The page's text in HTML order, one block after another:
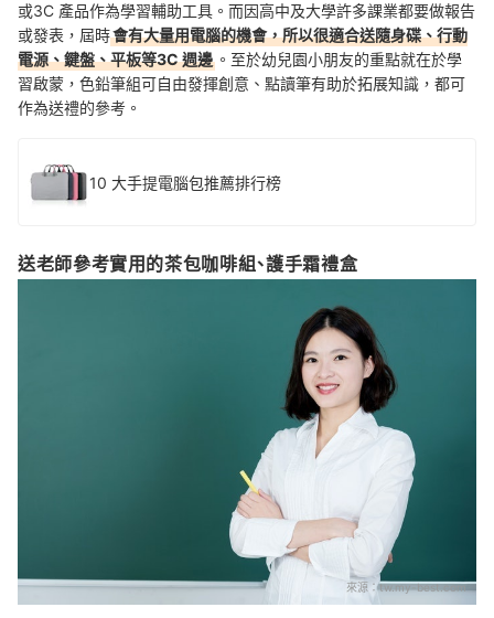
或3C 產品作為學習輔助工具。而因高中及大學許多課業都要做報告
或發表，屆時會有大量用電腦的機會，所以很適合送隨身碟、行動
電源、鍵盤、平板等3C 週邊 。至於幼兒園小朋友的重點就在於學
習啟蒙，色鉛筆組可自由發揮創意、點讀筆有助於拓展知識，都可
作為送禮的參考。
10 大手提電腦包推薦排行榜
送老師參考實用的茶包咖啡組、護手霜禮盒
來源：tw.my-best.com